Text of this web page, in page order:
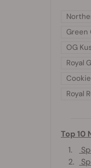
Green
OG
Royal
Royal
Top 10
1.
2.